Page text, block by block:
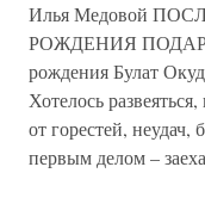
Илья Медовой
РОЖДЕНИЯ
рождения Булат
Хотелось
от горестей,
первым делом –